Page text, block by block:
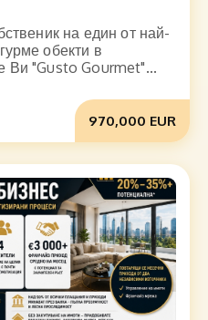
на един от най-
обекти в
Ви "Gusto Gourmet"...
970,000 EUR